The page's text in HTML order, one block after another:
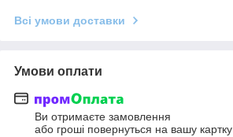
Всі умови доставки
Умови оплати
Ви отримаєте замовлення
або гроші повернуться на вашу картку